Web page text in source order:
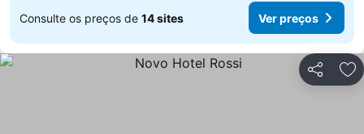
Consulte os preços de 14 sites Ver preços
Partilhar